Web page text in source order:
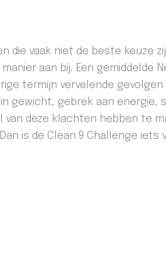
die vaak niet de beste keuze
aan bij. Een gemiddelde
termijn vervelende gevolgen
gewicht, gebrek aan energie,
van deze klachten hebben te
is de Clean 9 Challenge iets